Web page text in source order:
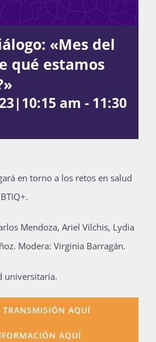
Boletina
Blog
Súmate
generación 2027-1
«Mes del
qué estamos
am - 11:30
en torno a los retos en salud
Mendoza, Ariel Vilchis, Lydia
Modera: Virginia Barragán.
universitaria.
TRANSMISIÓN AQUÍ
AQUÍ